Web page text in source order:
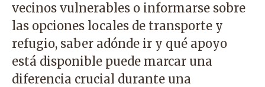
vecinos vulnerables o informarse sobre
las opciones locales de transporte y
refugio, saber adónde ir y qué apoyo
está disponible puede marcar una
diferencia crucial durante una